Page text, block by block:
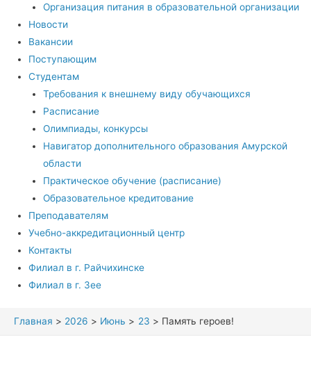
Организация питания в образовательной организации
Новости
Вакансии
Поступающим
Студентам
Требования к внешнему виду обучающихся
Расписание
Олимпиады, конкурсы
Навигатор дополнительного образования Амурской
области
Практическое обучение (расписание)
Образовательное кредитование
Преподавателям
Учебно-аккредитационный центр
Контакты
Филиал в г. Райчихинске
Филиал в г. Зее
Главная 2026 Июнь 23 Память героев!